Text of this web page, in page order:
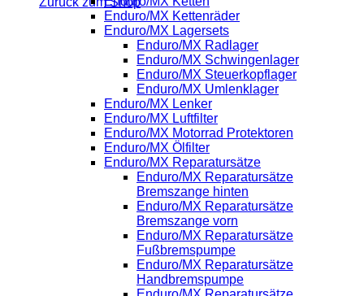
Enduro/MX Kettenräder
Enduro/MX Lagersets
Enduro/MX Radlager
Enduro/MX Schwingenlager
Enduro/MX Steuerkopflager
Enduro/MX Umlenklager
Enduro/MX Lenker
Enduro/MX Luftfilter
Enduro/MX Motorrad Protektoren
Enduro/MX Ölfilter
Enduro/MX Reparatursätze
Enduro/MX Reparatursätze
Bremszange hinten
Enduro/MX Reparatursätze
Bremszange vorn
Enduro/MX Reparatursätze
Fußbremspumpe
Enduro/MX Reparatursätze
Handbremspumpe